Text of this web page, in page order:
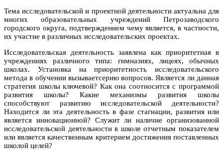
Тема исследовательской и проектной деятельности актуальна для
многих образовательных учреждений Петрозаводского
городского округа, подтверждением чему является, в частности,
их участие в различных исследовательских проектах.
Исследовательская деятельность заявлена как приоритетная в
учреждениях различного типа: гимназиях, лицеях, обычных
школах. Установка на приоритетность исследовательского
метода в обучении вызываетсерию вопросов. Является ли данная
стратегия школы ключевой? Как она соотносится с программой
развития школы? Какие механизмы развития школы
способствуют развитию исследовательской деятельности?
Находится ли эта деятельность в фазе стагнации, развития или
является инновационной? Служит ли наличие организованной
исследовательской деятельности в школе отчетным показателем
или является качественным критерием достижения поставленных
школой целей?